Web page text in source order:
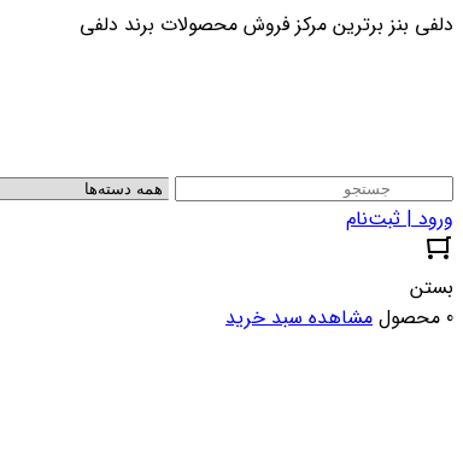
دلفی بنز برترین مرکز فروش محصولات برند دلفی
ورود | ثبت‌نام
بستن
0 محصول
مشاهده سبد خرید